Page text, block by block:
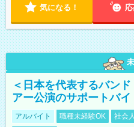
気になる！
＜日本を代表するバン
アー公演のサポートバ
アルバイト 職種未経験OK 社会